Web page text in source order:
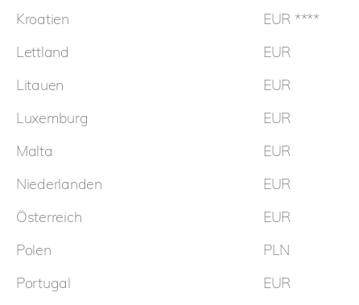
Kroatien EUR ****
Lettland
EUR
Litauen
EUR
Luxemburg
EUR
Malta
EUR
Niederlanden
EUR
Österreich
EUR
Polen
PLN
Portugal
EUR